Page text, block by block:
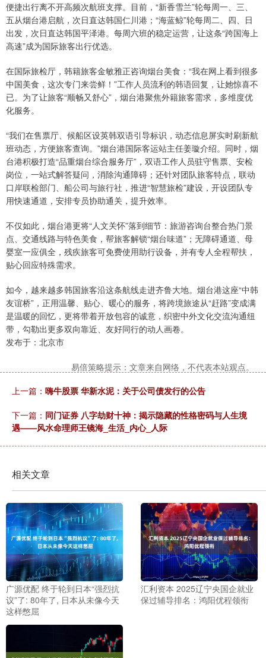
便捷出行离不开高频次航班支撑。目前，“新香雪兰”轮每周一、三、
五从烟台港启航，次日直达韩国仁川港；“海蓝鲸”轮每周二、四、日
出发，次日直达韩国平泽港。每周六班的稳定运营，让这条“跨国海上
高速”成为国际旅客出行优选。
在国际旅检厅，韩籍旅客金敏雅正咨询烟台美食：“我在网上看到很多
中国美食，这次专门来尝鲜！”工作人员流利的韩语回复，让她惊喜不
已。为了让旅客“顺畅又舒心”，烟台港聚焦外籍旅客需求，多维度优
化服务。
“我们在售票厅、候船区设英韩双语引导标识，动态信息屏实时刷新航
班动态，方便旅客查询。”烟台港国际客运站主任姜璇介绍。同时，烟
台港积极打造“品重烟台综合服务厅”，双语工作人员驻守售票、安检
岗位，一站式解答疑问，消除沟通障碍；还针对团队旅客特点，联动
口岸联检部门、船公司与旅行社，推进“智慧旅检”建设，开设团队专
用快速通道，安排专员协助通关，提升效率。
不仅如此，烟台港更将“人文关怀”落到细节：旅游咨询台整合热门景
点、交通线路与特色美食，帮旅客解锁“烟台味道”；无障碍通道、母
婴室一应俱全，残疾旅客可免费使用助行设备，并有专人全程帮扶，
贴心回应特殊需求。
如今，越来越多韩国旅客沿这条航线走进齐鲁大地。烟台港这座“中韩
友谊桥”，正用温馨、贴心、暖心的服务，将跨境旅途从“赶路”变成满
是温暖的回忆，更将带着开放包容的诚意，织密中外文化交流沟通纽
带，勾勒出更多双向靠近、友好同行的动人画卷。
发布于：北京市
易倍策略提示：文章来自网络，不代表本站观点。
上一篇： 嗨牛股票 华新水泥：关于公司债发行的公告
下一篇： 同门证券 八字劫财十神：揭示隐藏的性格密码与人生境
遇——风水命理师王镜海_生活_内心_人际
相关文章
广源优配 终于轮到日本“强烈抗
议”了: 80年了, 日本从未像今天
这样憋屈
汇利资本 2025辽宁央国企就业
保过辅导排名：鸿阳优程领衔